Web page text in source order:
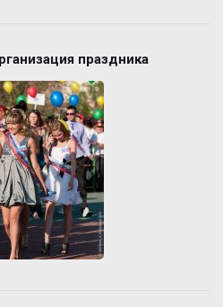
праздника